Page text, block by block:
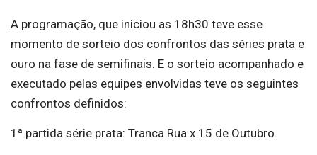
A programação, que iniciou as 18h30 teve esse
momento de sorteio dos confrontos das séries prata e
ouro na fase de semifinais. E o sorteio acompanhado e
executado pelas equipes envolvidas teve os seguintes
confrontos definidos:
1ª partida série prata: Tranca Rua x 15 de Outubro.